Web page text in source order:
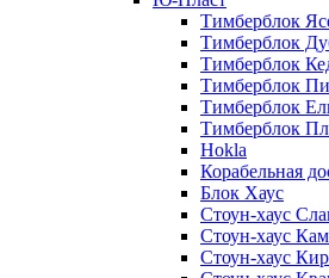
Тимберблок
Тимберблок
Тимберблок
Тимберблок
Тимберблок
Тимберблок
Hokla
Корабельная
Блок Хаус
Стоун-хаус
Стоун-хаус
Стоун-хаус